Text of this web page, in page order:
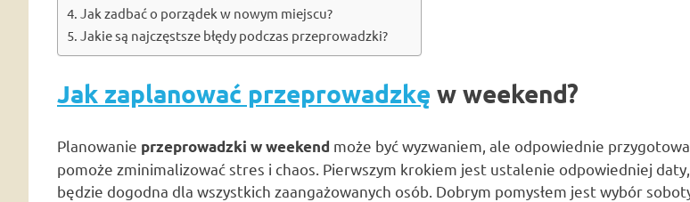
Jak zadbać o porządek w nowym miejscu?
Jakie są najczęstsze błędy podczas przeprowadzki?
Jak zaplanować przeprowadzkę w weekend?
Planowanie przeprowadzki w weekend może być wyzwaniem, ale odpowiednie
pomoże zminimalizować stres i chaos. Pierwszym krokiem jest ustalenie odpowiedniej
będzie dogodna dla wszystkich zaangażowanych osób. Dobrym pomysłem jest wybór